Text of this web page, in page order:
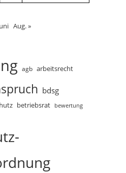
Aug. »
agb arbeitsrecht
bdsg
betriebsrat bewertung